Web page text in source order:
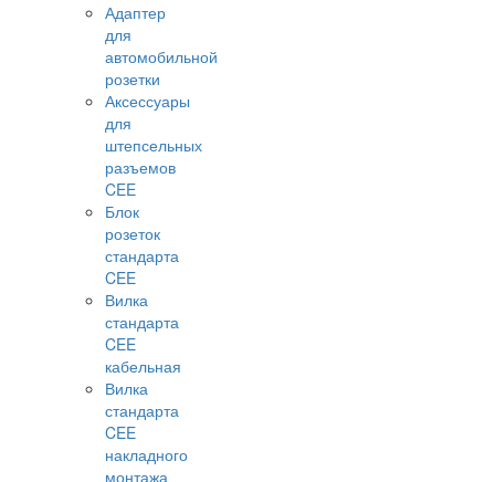
Адаптер
для
автомобильной
розетки
Аксессуары
для
штепсельных
разъемов
CEE
Блок
розеток
стандарта
CEE
Вилка
стандарта
CEE
кабельная
Вилка
стандарта
CEE
накладного
монтажа